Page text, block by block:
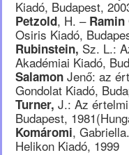
Kiadó, Budapest,
Petzold, H. – Ramin
Osiris Kiadó,
Rubinstein, Sz. L.:
Akadémiai Kiadó,
Salamon Jenő: az
Gondolat Kiadó,
Turner, J.: Az
Budapest,
Komáromi,
Helikon Kiadó, 1999